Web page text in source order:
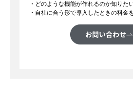
・どのような機能が作れるのか知りた
・自社に合う形で導入したときの料金
お問い合わせ